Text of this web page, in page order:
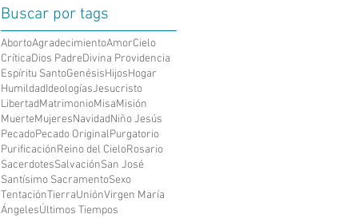
Buscar por tags
AbortoAgradecimientoAmorCielo
CríticaDios PadreDivina Providencia
Espíritu SantoGenésisHijosHogar
HumildadIdeologíasJesucristo
LibertadMatrimonioMisaMisión
MuerteMujeresNavidadNiño Jesús
PecadoPecado OriginalPurgatorio
PurificaciónReino del CieloRosario
SacerdotesSalvaciónSan José
Santísimo SacramentoSexo
TentaciónTierraUniónVirgen María
ÁngelesÚltimos Tiempos